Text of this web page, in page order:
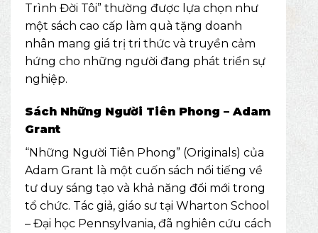
Trình Đời Tôi” thường được lựa chọn như
một sách cao cấp làm quà tặng doanh
nhân mang giá trị tri thức và truyền cảm
hứng cho những người đang phát triển sự
nghiệp.
Sách Những Người Tiên Phong – Adam
Grant
“Những Người Tiên Phong” (Originals) của
Adam Grant là một cuốn sách nổi tiếng về
tư duy sáng tạo và khả năng đổi mới trong
tổ chức. Tác giả, giáo sư tại Wharton School
– Đại học Pennsylvania, đã nghiên cứu cách